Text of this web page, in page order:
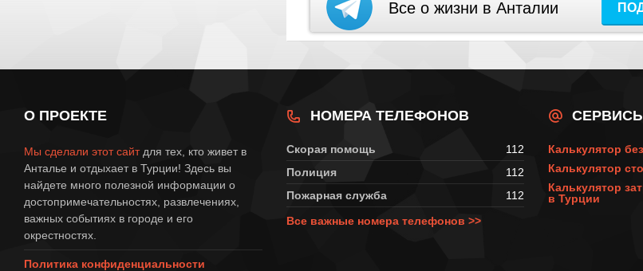
Все о жизни в Анталии
О ПРОЕКТЕ
Мы сделали этот сайтдля тех, кто живет в
Анталье и отдыхает в Турции! Здесь вы
найдете много полезной информации о
достопримечательностях, развлечениях,
важных событиях в городе и его
окрестностях.
Политика конфиденциальности
НОМЕРА ТЕЛЕФОНОВ
Скорая помощь
112
Полиция
112
Пожарная служба
112
Все важные номера телефонов >>
Калькулятор
Калькулятор
Калькулятор
в Турции